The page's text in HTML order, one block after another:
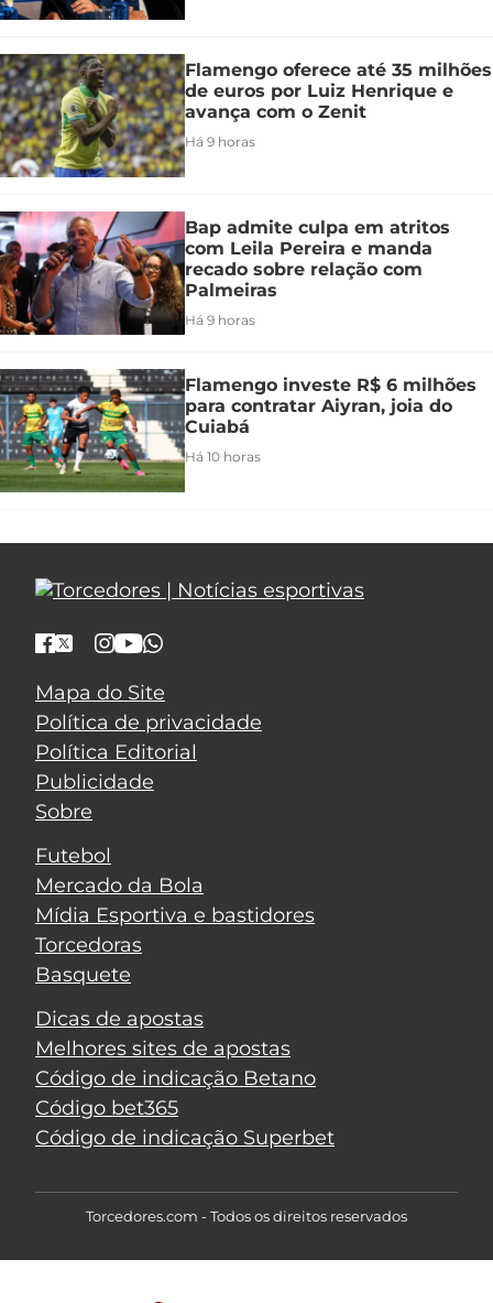
Flamengo oferece até 35 milhões
de euros por Luiz Henrique e
avança com o Zenit
Há 9 horas
Bap admite culpa em atritos
com Leila Pereira e manda
recado sobre relação com
Palmeiras
Há 9 horas
Flamengo investe R$ 6 milhões
para contratar Aiyran, joia do
Cuiabá
Há 10 horas
Mapa do Site
Política de privacidade
Política Editorial
Publicidade
Sobre
Futebol
Mercado da Bola
Mídia Esportiva e bastidores
Torcedoras
Basquete
Dicas de apostas
Melhores sites de apostas
Código de indicação Betano
Código bet365
Código de indicação Superbet
Torcedores.com - Todos os direitos reservados